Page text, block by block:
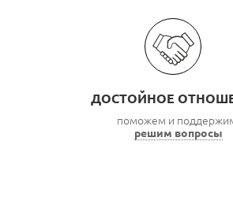
ДОСТОЙНОЕ
поможем и
решим вопросы